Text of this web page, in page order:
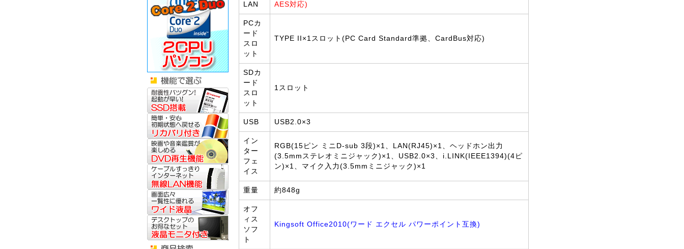
LAN
AES対応)
PCカ
ード
スロ
ット
TYPE II×1スロット(PC Card Standard準拠、CardBus対応)
SDカ
ード
スロ
ット
1スロット
USB USB2.0×3
イン
ター
フェ
イス
RGB(15ピン ミニD-sub 3段)×1、LAN(RJ45)×1、ヘッドホン出力
(3.5mmステレオミニジャック)×1、USB2.0×3、i.LINK(IEEE1394)(4ピ
ン)×1、マイク入力(3.5mmミニジャック)×1
重量 約848g
オフ
ィス
ソフ
ト
Kingsoft Office2010(ワード エクセル パワーポイント互換)